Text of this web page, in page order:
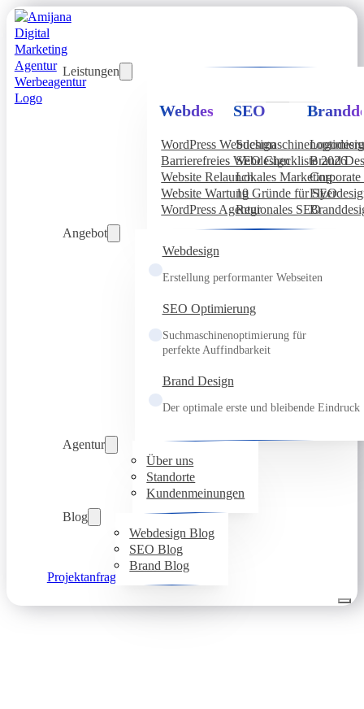
Leistungen
Webdesign
WordPress Webdesign
Barrierefreies Webdesign
Website Relaunch
Website Wartung
WordPress Agentur
SEO
SEO Checkliste 2026
Lokales Marketing
10 Gründe für SEO
Regionales SEO
Brand
Angebot
Webdesign
Erstellung performanter Webseiten
SEO Optimierung
Suchmaschinenoptimierung für
perfekte Auffindbarkeit
Brand Design
Der optimale erste und bleibende Eindruck
Agentur
Über uns
Standorte
Kundenmeinungen
Blog
Webdesign Blog
SEO Blog
Brand Blog
Projektanfrage